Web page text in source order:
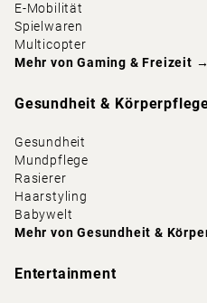
E-Mobilität
Spielwaren
Multicopter
Mehr von Gaming & Freizeit →
Gesundheit &
Gesundheit
Mundpflege
Rasierer
Haarstyling
Babywelt
Mehr von Gesundheit &
Entertainment